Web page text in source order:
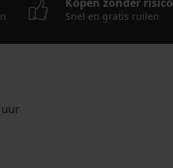
Snel en gratis ruilen